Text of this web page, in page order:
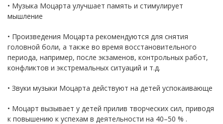
• Музыка Моцарта улучшает память и стимулирует
мышление
• Произведения Моцарта рекомендуются для снятия
головной боли, а также во время восстановительного
периода, например, после экзаменов, контрольных работ,
конфликтов и экстремальных ситуаций и т.д.
• Звуки музыки Моцарта действуют на детей успокаивающе
• Моцарт вызывает у детей прилив творческих сил, приводя
к повышению к успехам в деятельности на 40–50 % .